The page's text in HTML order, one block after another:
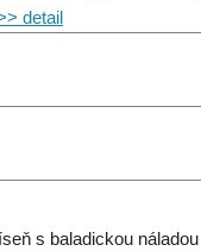
detail
s baladickou